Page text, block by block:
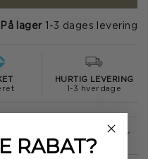
På lager 1-3 dages levering
HURTIG LEVERING
1-3 hverdage
RABAT?